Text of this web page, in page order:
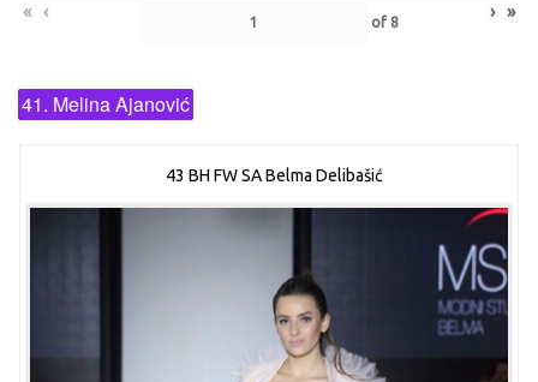
« ‹ of 8 › »
41. Melina Ajanović
43 BH FW SA Belma Delibašić